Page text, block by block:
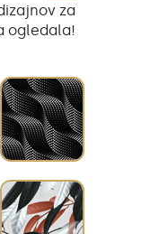
za
ogledala!